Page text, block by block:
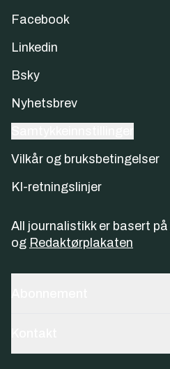
Facebook
Linkedin
Bsky
Nyhetsbrev
Vilkår og bruksbetingelser
KI-retningslinjer
All journalistikk er basert på
og Redaktørplakaten